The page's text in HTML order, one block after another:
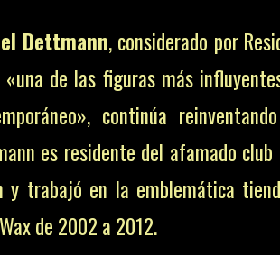
Dettmann, considerado por
«una de las figuras más
continúa
es residente del afamado club
y trabajó en la emblemática
de 2002 a 2012.